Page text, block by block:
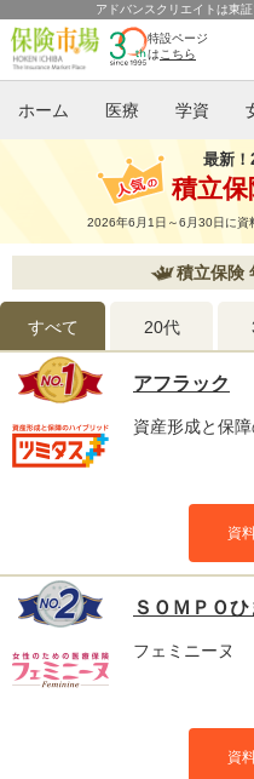
アドバンスクリエイトは東
特設ページ
は こちら
ホーム 医療 学資
最新！
積立保
2026年6月1日～6月30日に資
積立保険
すべて 20代
アフラック
資産形成と保
資
ＳＯＭＰＯ
フェミニーヌ
資